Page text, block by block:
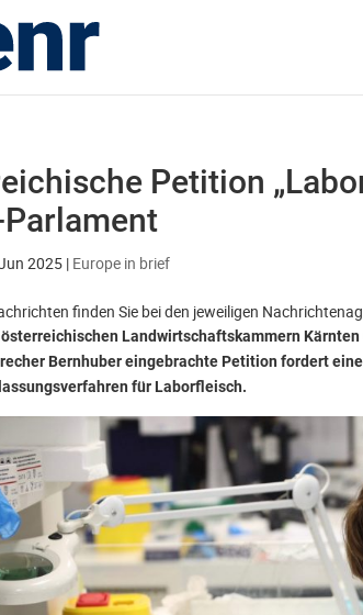
Petition
Parlament
2025 | Europe in brief
finden Sie bei den jeweiligen
österreichischen Landwirtschaftskammern
Bernhuber eingebrachte Petition fordert
für Laborfleisch.